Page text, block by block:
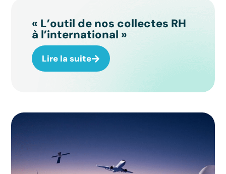
« L’outil de nos collectes RH
à l’international »
Lire la suite